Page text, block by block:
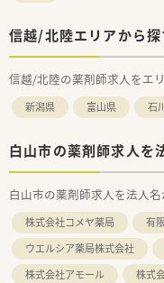
信越/北陸エリアから探
信越/北陸の薬剤師求人をエ
新潟県 富山県 石
白山市の薬剤師求人を
白山市の薬剤師求人を法人名
株式会社コメヤ薬局 有
ウエルシア薬局株式会社
株式会社アモール
株式